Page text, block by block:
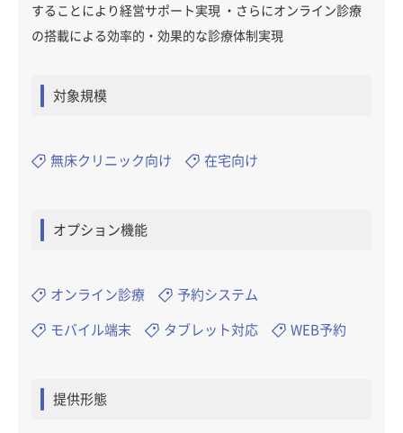
することにより経営サポート実現 ・さらにオンライン診療
の搭載による効率的・効果的な診療体制実現
対象規模
無床クリニック向け 在宅向け
オプション機能
オンライン診療 予約システム
モバイル端末 タブレット対応 WEB予約
提供形態